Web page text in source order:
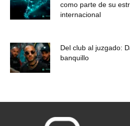
como parte de su
internacional
Del club al juzgado:
banquillo